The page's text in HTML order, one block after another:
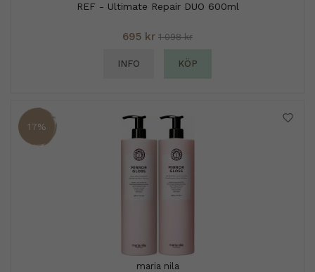
REF - Ultimate Repair DUO 600ml
695 kr 1 098 kr
INFO KÖP
17%
maria nila